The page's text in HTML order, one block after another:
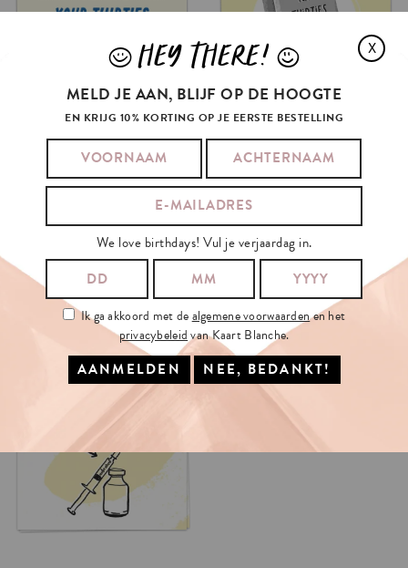
THIRTIES WITH MORE MONEY
OPTIES SELECTEREN
RIP THIRTIES
OPTIES SELECTEREN
X
JHEY THERE! L
MELD JE AAN, BLIJF OP DE HOOGTE
EN KRIJG 10% KORTING OP JE EERSTE BESTELLING
We love birthdays! Vul je verjaardag in.
Ik ga akkoord met dealgemene voorwaardenen het
privacybeleidvan Kaart Blanche.